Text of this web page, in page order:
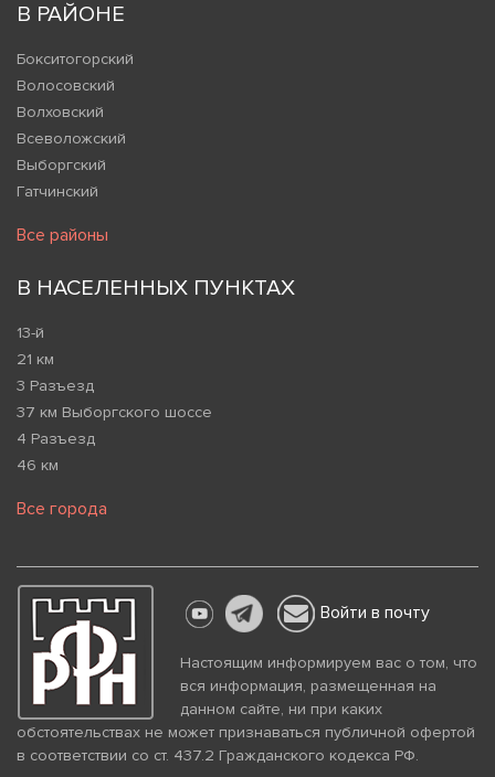
В РАЙОНЕ
Бокситогорский
Волосовский
Волховский
Всеволожский
Выборгский
Гатчинский
Все районы
В НАСЕЛЕННЫХ ПУНКТАХ
13-й
21 км
3 Разъезд
37 км Выборгского шоссе
4 Разъезд
46 км
Все города
Войти в почту
Настоящим информируем вас о том, что
вся информация, размещенная на
данном сайте, ни при каких
обстоятельствах не может признаваться публичной офертой
в соответствии со ст. 437.2 Гражданского кодекса РФ.